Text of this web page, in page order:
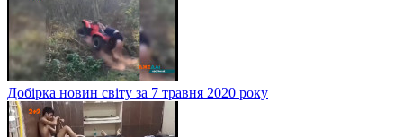
Добірка новин світу за 7 травня 2020 року